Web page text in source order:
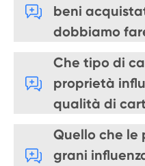

beni
dobbiamo

Che tipo di
proprietà
qualità di

Quello che
grani